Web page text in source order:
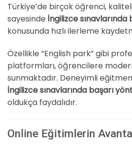
Türkiye’de birçok öğrenci,
sayesinde İngilizce
konusunda hızlı ilerleme
Özellikle “English park” gibi
platformları, öğrencilere
sunmaktadır. Deneyimli
İngilizce sınavlarında başarı
oldukça faydalıdır.
Online Eğitimlerin